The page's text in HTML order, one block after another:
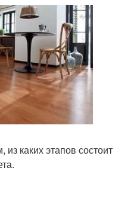
каких этапов состоит